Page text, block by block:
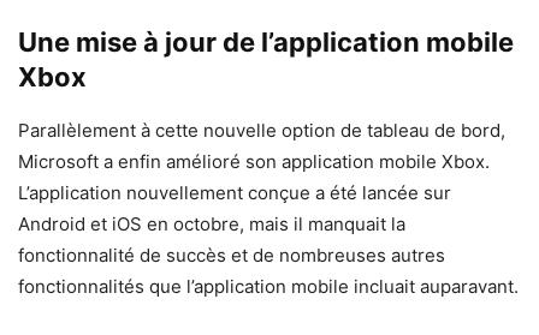
Une mise à jour de l’application mobile
Xbox
Parallèlement à cette nouvelle option de tableau de bord,
Microsoft a enfin amélioré son application mobile Xbox.
L’application nouvellement conçue a été lancée sur
Android et iOS en octobre, mais il manquait la
fonctionnalité de succès et de nombreuses autres
fonctionnalités que l’application mobile incluait auparavant.